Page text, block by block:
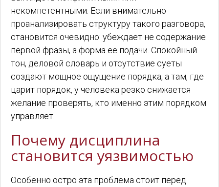
некомпетентными. Если внимательно
проанализировать структуру такого разговора,
становится очевидно: убеждает не содержание
первой фразы, а форма ее подачи. Спокойный
тон, деловой словарь и отсутствие суеты
создают мощное ощущение порядка, а там, где
царит порядок, у человека резко снижается
желание проверять, кто именно этим порядком
управляет.
Почему дисциплина
становится уязвимостью
Особенно остро эта проблема стоит перед